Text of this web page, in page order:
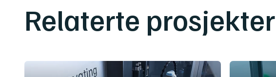
Relaterte prosjekter